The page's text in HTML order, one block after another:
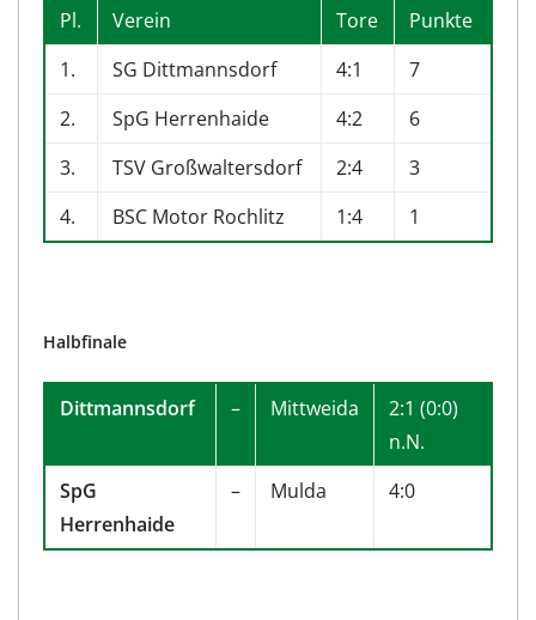
Pl. Verein Tore
Punkte
1.
SG Dittmannsdorf 4:1
7
2.
SpG Herrenhaide 4:2
6
3.
TSV Großwaltersdorf 2:4
3
4.
BSC Motor Rochlitz 1:4 1
Halbfinale
Dittmannsdorf – Mittweida
2:1 (0:0)
n.N.
SpG
Herrenhaide
– Mulda 4:0